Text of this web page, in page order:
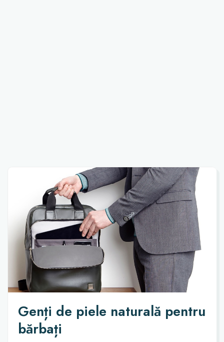
Genți de piele naturală pentru
bărbați